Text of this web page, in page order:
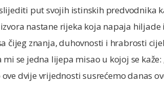
put svojih istinskih predvodnika
nastane rijeka koja napaja
čijeg znanja, duhovnosti i hrabrosti
mi se jedna lijepa misao u kojoj se
dvije vrijednosti susrećemo danas